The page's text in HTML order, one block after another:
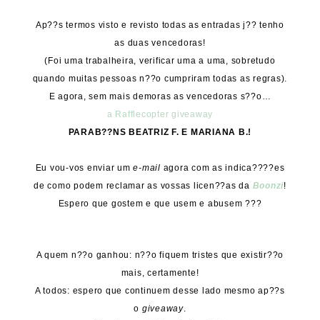
Ap??s termos visto e revisto todas as entradas j?? tenho
as duas vencedoras!
(Foi uma trabalheira, verificar uma a uma, sobretudo
quando muitas pessoas n??o cumpriram todas as regras).
E agora, sem mais demoras as vencedoras s??o…
a Rafflecopter giveaway
PARAB??NS BEATRIZ F. E MARIANA B.!
Eu vou-vos enviar ume-mail agora com as indica????es
de como podem reclamar as vossas licen??as da Boonzi!
Espero que gostem e que usem e abusem ???
A quem n??o ganhou: n??o fiquem tristes que existir??o
mais, certamente!
A todos: espero que continuem desse lado mesmo ap??s
o giveaway.